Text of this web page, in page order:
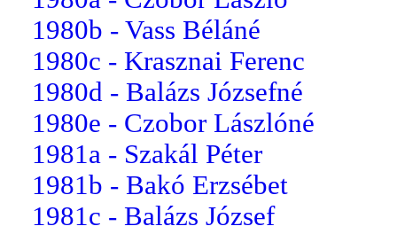
1980b - Vass Béláné
1980c - Krasznai Ferenc
1980d - Balázs Józsefné
1980e - Czobor Lászlóné
1981a - Szakál Péter
1981b - Bakó Erzsébet
1981c - Balázs József